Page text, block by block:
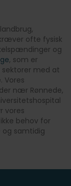
ofte fysisk
og
, som er
med at
Vores
nær Rønnede,
vores
behov for
og samtidig